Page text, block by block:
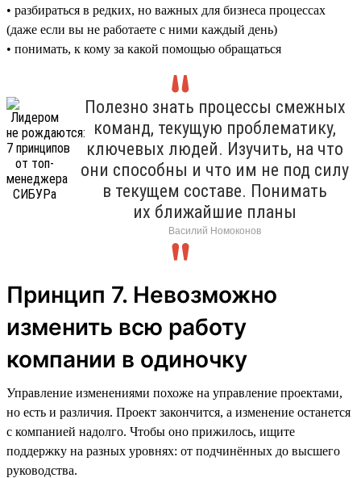
• разбираться в редких, но важных для бизнеса процессах
(даже если вы не работаете с ними каждый день)
• понимать, к кому за какой помощью обращаться
Полезно знать процессы смежных
команд, текущую проблематику,
ключевых людей. Изучить, на что
они способны и что им не под силу
в текущем составе. Понимать
их ближайшие планы
Василий Номоконов
Принцип 7. Невозможно
изменить всю работу
компании в одиночку
Управление изменениями похоже на управление проектами,
но есть и различия. Проект закончится, а изменение останется
с компанией надолго. Чтобы оно прижилось, ищите
поддержку на разных уровнях: от подчинённых до высшего
руководства.